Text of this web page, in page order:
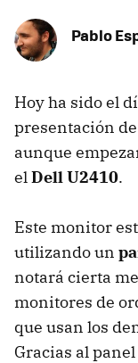
Pablo
Hoy ha sido el
presentación
aunque
elDell U2410.
Este monitor
utilizando un
notará cierta
monitores de
que usan los
Gracias al panel